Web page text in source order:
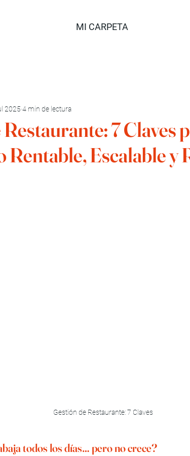
MI CARPETA
7 Claves
Rentable, Escalable y
2025 4 min de lectura
Gestión de Restaurante: 7 Claves
todos los días… pero no crece?